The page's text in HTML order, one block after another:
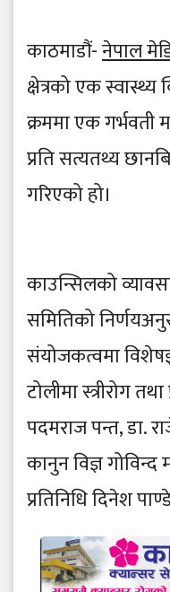
काठमाडौं-नेपाल
क्षेत्रको एक
क्रममा एक गर्भवती
प्रति सत्यतथ्य
गरिएको हो।
काउन्सिलको
समितिको
संयोजकत्वमा
टोलीमा स्त्रीरोग
पदमराज पन्त, डा.
कानुन विज्ञ
प्रतिनिधि दिनेश